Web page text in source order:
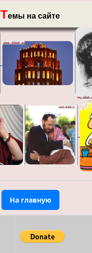
Темы на сайте
На главную